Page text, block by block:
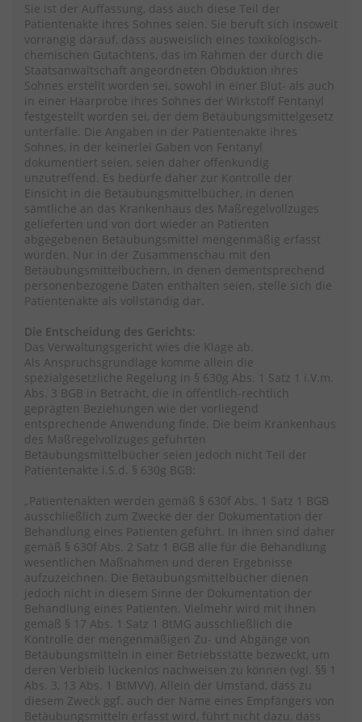
Sie ist der Auffassung, dass auch diese Teil der
Patientenakte ihres Sohnes seien. Sie beruft sich insoweit
vorrangig darauf, dass ausweislich eines toxikologisch-
chemischen Gutachtens, das im Rahmen der durch die
Staatsanwaltschaft angeordneten Obduktion ihres
Sohnes erstellt worden sei, sowohl in einer Blut- als auch
in einer Haarprobe ihres Sohnes der Wirkstoff Fentanyl
festgestellt worden sei, der dem Betäubungsmittelgesetz
unterfalle. Die Angaben in der Patientenakte ihres
Sohnes, in der keinerlei Gaben von Fentanyl
dokumentiert seien, seien daher offenkundig
unzutreffend. Es bedürfe daher zur Kontrolle der
Einsicht in die Betäubungsmittelbücher, in denen
sämtliche an das Krankenhaus des Maßregelvollzuges
gelieferten und von dort wieder an Patienten
abgegebenen Betäubungsmittel mengenmäßig erfasst
würden. Nur in der Zusammenschau mit den
Betäubungsmittelbüchern, in denen dementsprechend
personenbezogene Daten enthalten seien, stelle sich die
Patientenakte als vollständig dar.
Die Entscheidung des Gerichts
Das Verwaltungsgericht wies die Klage ab.
Als Anspruchsgrundlage komme allein die
spezialgesetzliche Regelung in § 630g Abs. 1 Satz 1 i.V.m.
Abs. 3 BGB in Betracht, die in öffentlich-rechtlich
geprägten Beziehungen wie der vorliegend
entsprechende Anwendung finde. Die beim Krankenhaus
des Maßregelvollzuges geführten
Betäubungsmittelbücher seien jedoch nicht Teil der
Patientenakte i.S.d. § 630g BGB:
„Patientenakten werden gemäß § 630f Abs. 1 Satz 1 BGB
ausschließlich zum Zwecke der der Dokumentation der
Behandlung eines Patienten geführt. In ihnen sind daher
gemäß § 630f Abs. 2 Satz 1 BGB alle für die Behandlung
wesentlichen Maßnahmen und deren Ergebnisse
aufzuzeichnen. Die Betäubungsmittelbücher dienen
jedoch nicht in diesem Sinne der Dokumentation der
Behandlung eines Patienten. Vielmehr wird mit ihnen
gemäß § 17 Abs. 1 Satz 1 BtMG ausschließlich die
Kontrolle der mengenmäßigen Zu- und Abgänge von
Betäubungsmitteln in einer Betriebsstätte bezweckt, um
deren Verbleib lückenlos nachweisen zu können (vgl. §§ 1
Abs. 3, 13 Abs. 1 BtMVV). Allein der Umstand, dass zu
diesem Zweck ggf. auch der Name eines Empfängers von
Betäubungsmitteln erfasst wird, führt nicht dazu, dass